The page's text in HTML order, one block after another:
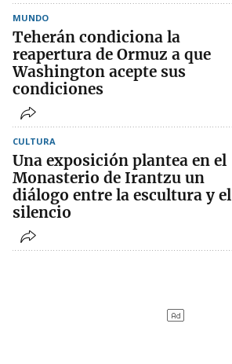
MUNDO
Teherán condiciona la
reapertura de Ormuz a que
Washington acepte sus
condiciones
CULTURA
Una exposición plantea en el
Monasterio de Irantzu un
diálogo entre la escultura y el
silencio